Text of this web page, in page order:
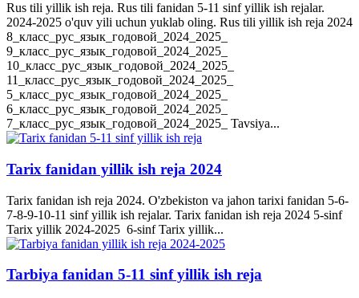
Rus tili yillik ish reja. Rus tili fanidan 5-11 sinf yillik ish rejalar.
2024-2025 o'quv yili uchun yuklab oling. Rus tili yillik ish reja 2024
8_класс_рус_язык_годовой_2024_2025_
9_класс_рус_язык_годовой_2024_2025_
10_класс_рус_язык_годовой_2024_2025_
11_класс_рус_язык_годовой_2024_2025_
5_класс_рус_язык_годовой_2024_2025_
6_класс_рус_язык_годовой_2024_2025_
7_класс_рус_язык_годовой_2024_2025_ Tavsiya...
Tarix fanidan yillik ish reja 2024
Tarix fanidan ish reja 2024. O'zbekiston va jahon tarixi fanidan 5-6-
7-8-9-10-11 sinf yillik ish rejalar. Tarix fanidan ish reja 2024 5-sinf
Tarix yillik 2024-2025 6-sinf Tarix yillik...
Tarbiya fanidan 5-11 sinf yillik ish reja